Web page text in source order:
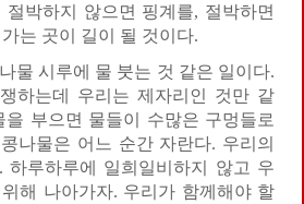
절박하지 않으면 핑계를, 절박하면
는 곳이 길이 될 것이다.
물 시루에 물 붓는 것 같은 일이다.
하는데 우리는 제자리인 것만 같
을 부으면 물들이 수많은 구멍들로
나물은 어느 순간 자란다. 우리의
하루하루에 일희일비하지 않고 우
해 나아가자. 우리가 함께해야 할